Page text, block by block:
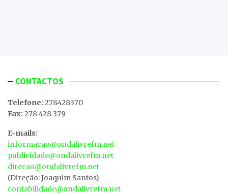
CONTACTOS
Telefone: 278428370
Fax: 278 428 379
E-mails:
informacao@ondalivrefm.net
publicidade@ondalivrefm.net
direcao@ondalivrefm.net
(Direção: Joaquim Santos)
contabilidade@ondalivrefm.net